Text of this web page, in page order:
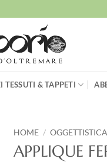
TESSUTI & TAPPETI
HOME /
APPLIQUE